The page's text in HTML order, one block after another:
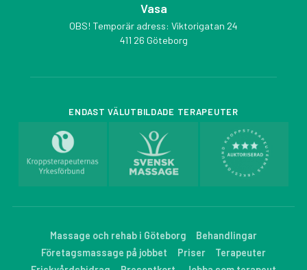
Vasa
OBS! Temporär adress: Viktorigatan 24
411 26 Göteborg
ENDAST VÄLUTBILDADE TERAPEUTER
Massage och rehab i Göteborg
Behandlingar
Företagsmassage på jobbet
Priser
Terapeuter